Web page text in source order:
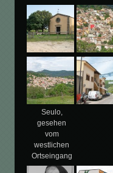
Seulo,
gesehen
vom
westlichen
Ortseingang